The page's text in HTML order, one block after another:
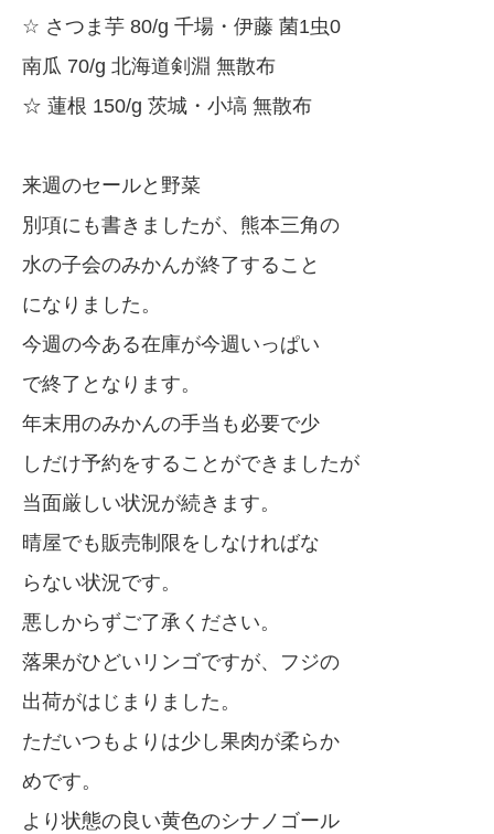
☆ さつま芋 80/g 千場・伊藤 菌1虫0
南瓜 70/g 北海道剣淵 無散布
☆ 蓮根 150/g 茨城・小塙 無散布
来週のセールと野菜
別項にも書きましたが、熊本三角の
水の子会のみかんが終了すること
になりました。
今週の今ある在庫が今週いっぱい
で終了となります。
年末用のみかんの手当も必要で少
しだけ予約をすることができましたが
当面厳しい状況が続きます。
晴屋でも販売制限をしなければな
らない状況です。
悪しからずご了承ください。
落果がひどいリンゴですが、フジの
出荷がはじまりました。
ただいつもよりは少し果肉が柔らか
めです。
より状態の良い黄色のシナノゴール